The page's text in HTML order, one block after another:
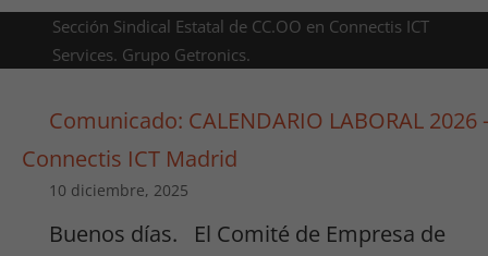
Sección Sindical Estatal de CC.OO en Connectis ICT
Services. Grupo Getronics.
Comunicado: CALENDARIO LABORAL 2026
Connectis ICT Madrid
10 diciembre, 2025
Buenos días. El Comité de Empresa de